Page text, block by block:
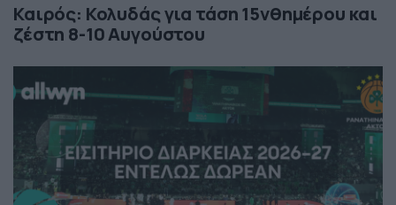
Καιρός: Κολυδάς για τάση 15νθημέρου και
ζέστη 8-10 Αυγούστου